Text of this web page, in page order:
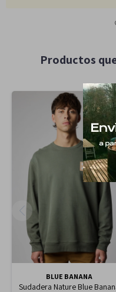
Productos
BLUE BANANA
Sudadera Nature Blue